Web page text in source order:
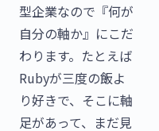
型企業なので『何が
自分の軸か』にこだ
わります。たとえば
Rubyが三度の飯よ
り好きで、そこに軸
足があって、まだ見